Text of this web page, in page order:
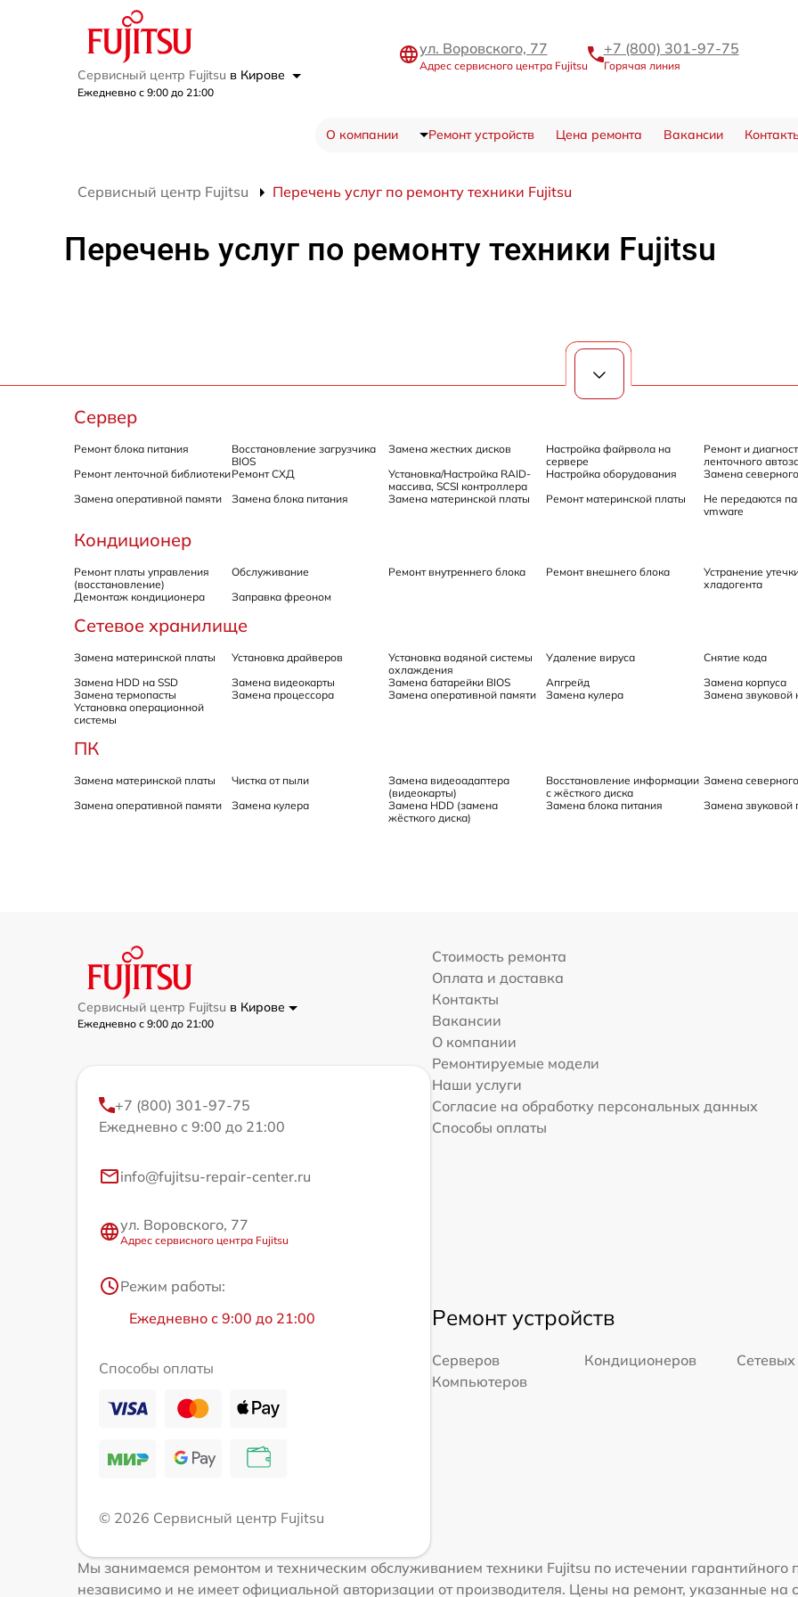
Сервисный центр Fujitsu в Кирове
Ежедневно с 9:00 до 21:00
ул. Воровского, 77
Адрес сервисного центра Fujitsu
+7 (800) 301-97-75
Горячая линия
О компании Ремонт устройств Цена ремонта Вакансии
Сервисный центр Fujitsu Перечень услуг по ремонту техники Fujitsu
Перечень услуг по ремонту техники Fujitsu
Сервер
Ремонт блока питания
Восстановление загрузчика
BIOS
Замена жестких дисков
Настройка файрвола на
сервере
Ремонт и
ленточного
Ремонт ленточной библиотекиРемонт СХД
Установка/Настройка RAID-
массива, SCSI контроллера
Настройка оборудования Замена
Замена оперативной памяти
Замена блока питания Замена материнской платы Ремонт материнской платы
Не передаются
vmware
Кондиционер
Ремонт платы управления
(восстановление)
Обслуживание Ремонт внутреннего блока Ремонт внешнего блока
Устранение
хладогента
Демонтаж кондиционера
Заправка фреоном
Сетевое хранилище
Замена материнской платы Установка драйверов
Установка водяной системы
охлаждения
Удаление вируса Снятие кода
Замена HDD на SSD
Замена видеокарты Замена батарейки BIOS Апгрейд Замена корпуса
Замена термопасты
Замена процессора Замена оперативной памяти Замена кулера Замена звуковой
Установка операционной
системы
ПК
Замена материнской платы Чистка от пыли
Замена видеоадаптера
(видеокарты)
Восстановление информации
с жёсткого диска
Замена
Замена оперативной памяти
Замена кулера
Замена HDD (замена
жёсткого диска)
Замена блока питания Замена звуковой
Сервисный центр Fujitsu в Кирове
Ежедневно с 9:00 до 21:00
+7 (800) 301-97-75
Ежедневно с 9:00 до 21:00
info@fujitsu-repair-center.ru
ул. Воровского, 77
Адрес сервисного центра Fujitsu
Режим работы:
Ежедневно с 9:00 до 21:00
Способы оплаты
© 2026 Сервисный центр Fujitsu
Стоимость ремонта
Оплата и доставка
Контакты
Вакансии
О компании
Ремонтируемые модели
Наши услуги
Согласие на обработку персональных данных
Способы оплаты
Ремонт устройств
Серверов Кондиционеров
Компьютеров
Мы занимаемся ремонтом и техническим обслуживанием техники Fujitsu по истечении
независимо и не имеет официальной авторизации от производителя. Цены на ремонт, указанные на